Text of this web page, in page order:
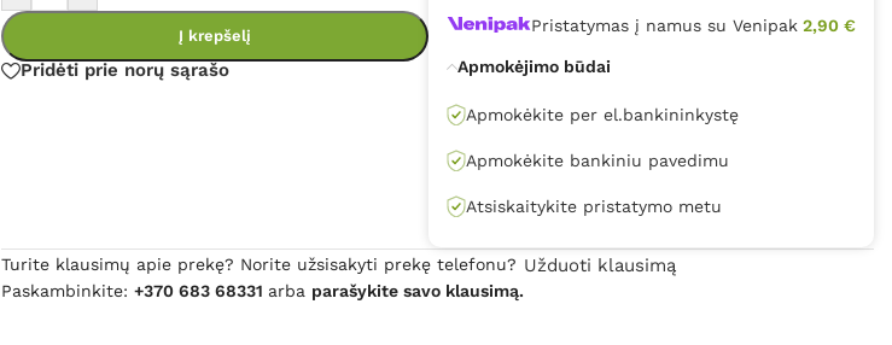
Į krepšelį
Pridėti prie norų sąrašo
Pristatymas į namus su Venipak 2,90 €
Apmokėjimo būdai
Apmokėkite per el.bankininkystę
Apmokėkite bankiniu pavedimu
Atsiskaitykite pristatymo metu
Turite klausimų apie prekę? Norite užsisakyti prekę telefonu?
Paskambinkite:+370 683 68331 arba parašykite savo klausimą.
Užduoti klausimą